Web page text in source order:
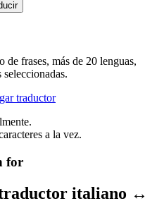
frases, más de 20 lenguas,
a la vez.
for
traductor italiano ↔